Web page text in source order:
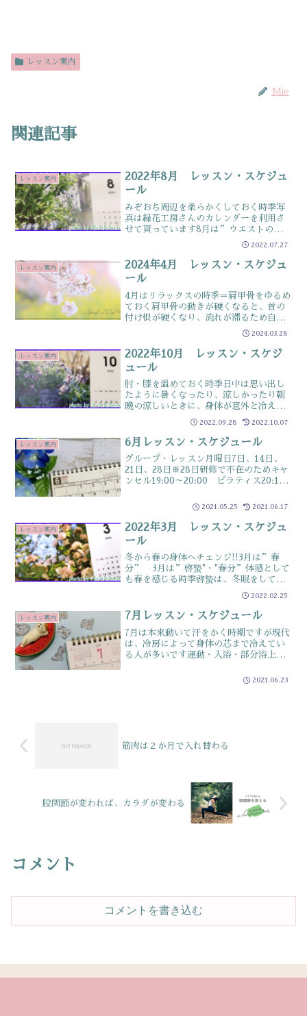
レッスン案内
Mie
関連記事
レッスン案内
2022年8月 レッスン・スケジュ
ール
みぞおち周辺を柔らかくしておく時季写
真は緑花工房さんのカレンダーを利用さ
せて貰っています8月は”ウエストのクビ
レ作成に最適⁈” 本来、夏は身体をゆ
るめ熱を逃がす機能を活用して過ごして
いたのですが現代では、冷房で身体を冷
やし食べ過ぎや冷たい飲...
2022.07.27
レッスン案内
2024年4月 レッスン・スケジュ
ール
4月はリラックスの時季＝肩甲骨をゆるめ
ておく肩甲骨の動きが硬くなると、首の
付け根が硬くなり、流れが滞るため自律
神経の働きが不安定になります肩甲骨が
動くようになると、背中がスッキリし
「羽を伸ばすような感覚」になります4月
は”のどかに過ごす時季...
2024.03.28
レッスン案内
2022年10月 レッスン・スケジ
ュール
肘・膝を温めておく時季日中は思い出し
たように暑くなったり、涼しかったり朝
晩の涼しいときに、身体が意外と冷えた
りしますそんな時に忘れられがちなの
が、肘や膝足湯や肘湯なども活用して、
温めると身体の疲れも取れやすくなりま
2022.09.28 2022.10.07
レッスン案内 6月レッスン・スケジュール
グループ・レッスン月曜日7日、14日、
21日、28日※28日研修で不在のためキャ
ンセル19:00～20:00 ピラティス20:10
ク・ルーム）（佐賀市大和町）火曜日1
2021.05.25 2021.06.17
レッスン案内
2022年3月 レッスン・スケジュ
ール
冬から春の身体へチェンジ!!3月は”春
分” 3月は”啓蟄"・"春分”体感として
も春を感じる時季啓蟄は、冬眠をしてい
た虫が穴から出てくるころ身体の細胞も
しっかり目覚めさせておきたい時季です
ね春分は、昼と夜が同じ長さになる日こ
2022.02.25
レッスン案内 7月レッスン・スケジュール
7月は本来動いて汗をかく時期ですが現代
は、冷房によって身体の芯まで冷えてい
る人が多いです運動・入浴・部分浴上手
してください7月のレッスンスケジュール
2021.06.23
筋肉は２か月で入れ替わる
股関節が変われば、カラダが変わる
コメント
コメントを書き込む